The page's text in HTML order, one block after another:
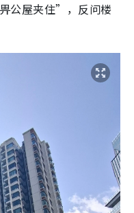
公屋夹住”，反问楼